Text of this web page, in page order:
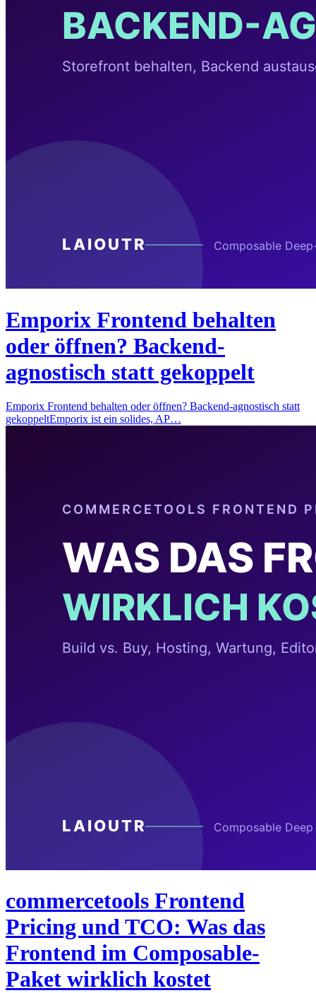
Emporix Frontend behalten
oder öffnen? Backend-
agnostisch statt gekoppelt
Emporix Frontend behalten oder öffnen? Backend-agnostisch statt
gekoppeltEmporix ist ein solides, AP…
commercetools Frontend
Pricing und TCO: Was das
Frontend im Composable-
Paket wirklich kostet